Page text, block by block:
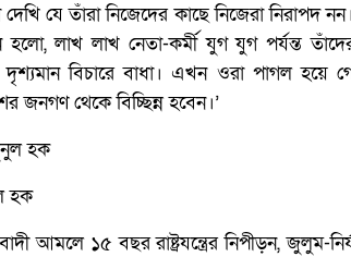
যে তাঁরা নিজেদের কাছে নিজেরা নিরাপদ
লাখ লাখ নেতা-কর্মী যুগ যুগ পর্যন্ত
বিচারে বাধা। এখন ওরা পাগল হয়ে
থেকে বিচ্ছিন্ন হবেন।’
হক
আমলে ১৫ বছর রাষ্ট্রযন্ত্রের নিপীড়ন, জুলুম-